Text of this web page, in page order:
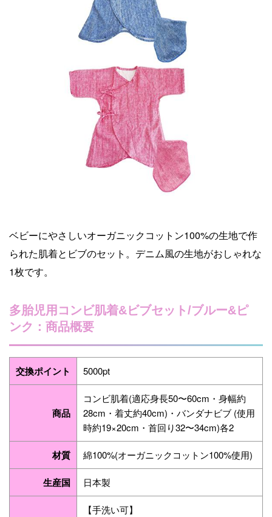
ベビーにやさしいオーガニックコットン100%の生地で作
られた肌着とビブのセット。デニム風の生地がおしゃれな
1枚です。
多胎児用コンビ肌着&ビブセット/ブルー&ピ
ンク：商品概要
交換ポイント 5000pt
商品
コンビ肌着(適応身長50〜60cm・身幅約
28cm・着丈約40cm)・バンダナビブ (使用
時約19×20cm・首回り32〜34cm)各2
材質 綿100%(オーガニックコットン100%使用)
生産国 日本製
【手洗い可】